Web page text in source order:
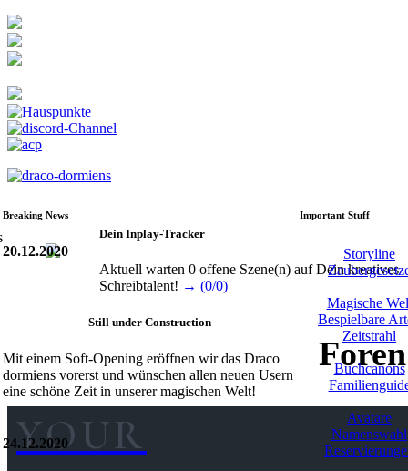
Breaking News
20.12.2020
Still under Construction
Mit einem Soft-Opening eröffnen wir das Draco
dormiens vorerst und wünschen allen neuen Usern
eine schöne Zeit in unserer magischen Welt!
24.12.2020
Important Stuff
Storyline
Magische
Bespielbare
Zeitstrahl
Buchcanons
Avatare
Namenswahl
Dein Inplay-Tracker
Aktuell warten 0 offene Szene(n) auf Dein kreatives
Schreibtalent! → (0/0)
YOUR